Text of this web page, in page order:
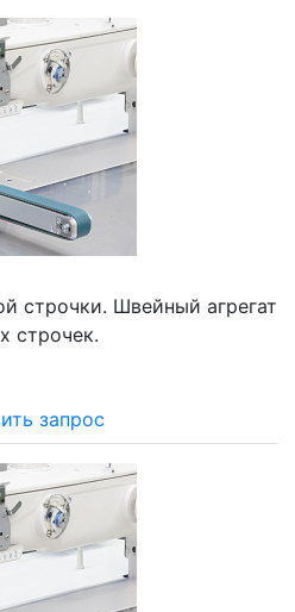
строчки. Швейный агрегат
строчек.
запрос